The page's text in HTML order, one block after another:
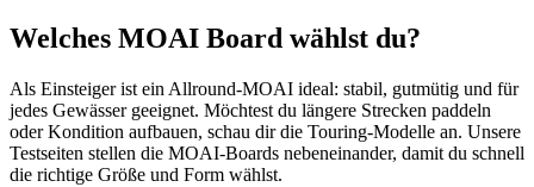
Welches MOAI Board wählst du?
Als Einsteiger ist ein Allround-MOAI ideal: stabil, gutmütig und für
jedes Gewässer geeignet. Möchtest du längere Strecken paddeln
oder Kondition aufbauen, schau dir die Touring-Modelle an. Unsere
Testseiten stellen die MOAI-Boards nebeneinander, damit du schnell
die richtige Größe und Form wählst.